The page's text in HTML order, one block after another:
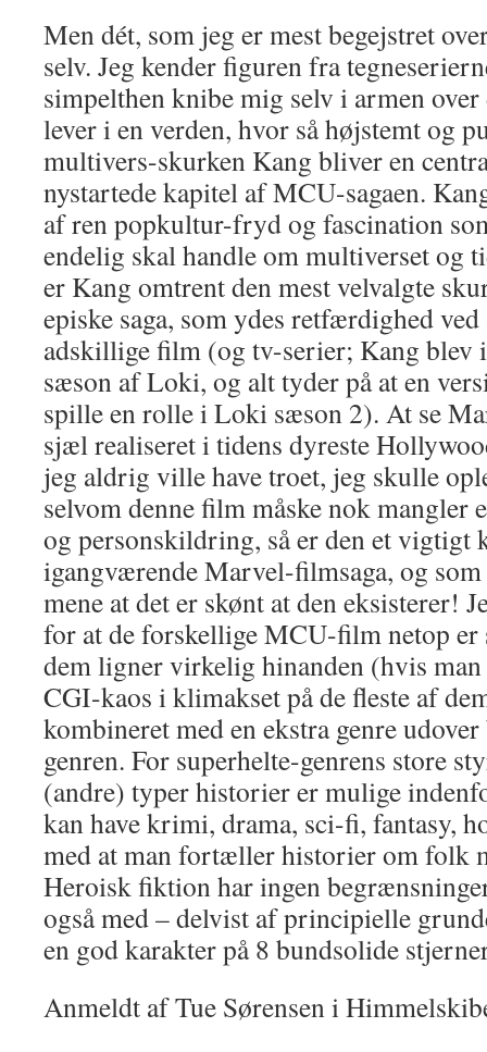
Men dét, som jeg er mest begejstret
selv. Jeg kender figuren fra
simpelthen knibe mig selv i armen
lever i en verden, hvor så højstemt og
multivers-skurken Kang bliver en
nystartede kapitel af MCU-sagaen.
af ren popkultur-fryd og fascination
endelig skal handle om multiverset og
er Kang omtrent den mest velvalgte
episke saga, som ydes retfærdighed
adskillige film (og tv-serier; Kang blev
sæson af Loki, og alt tyder på at en
spille en rolle i Loki sæson 2). At se
sjæl realiseret i tidens dyreste
jeg aldrig ville have troet, jeg skulle
selvom denne film måske nok mangler
og personskildring, så er den et vigtigt
igangværende Marvel-filmsaga, og
mene at det er skønt at den eksisterer!
for at de forskellige MCU-film netop er
dem ligner virkelig hinanden (hvis
CGI-kaos i klimakset på de fleste af
kombineret med en ekstra genre
genren. For superhelte-genrens store
(andre) typer historier er mulige
kan have krimi, drama, sci-fi, fantasy,
med at man fortæller historier om folk
Heroisk fiktion har ingen
også med – delvist af principielle
en god karakter på 8 bundsolide
Anmeldt af Tue Sørensen i